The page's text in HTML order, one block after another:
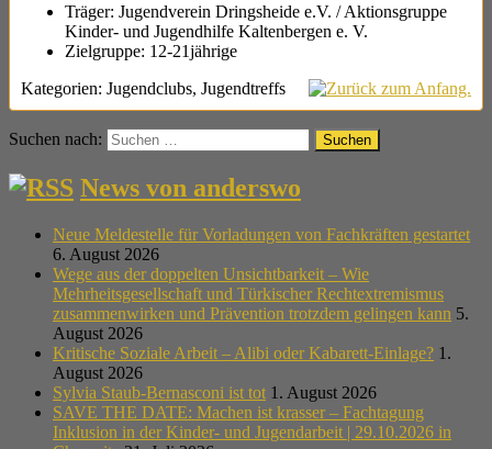
Träger: Jugendverein Dringsheide e.V. / Aktionsgruppe
Kinder- und Jugendhilfe Kaltenbergen e. V.
Zielgruppe: 12-21jährige
Kategorien: Jugendclubs, Jugendtreffs
Suchen nach:
News von anderswo
Neue Meldestelle für Vorladungen von Fachkräften gestartet
6. August 2026
Wege aus der doppelten Unsichtbarkeit – Wie
Mehrheitsgesellschaft und Türkischer Rechtextremismus
zusammenwirken und Prävention trotzdem gelingen kann 5.
August 2026
Kritische Soziale Arbeit – Alibi oder Kabarett-Einlage? 1.
August 2026
Sylvia Staub-Bernasconi ist tot 1. August 2026
SAVE THE DATE: Machen ist krasser – Fachtagung
Inklusion in der Kinder- und Jugendarbeit | 29.10.2026 in